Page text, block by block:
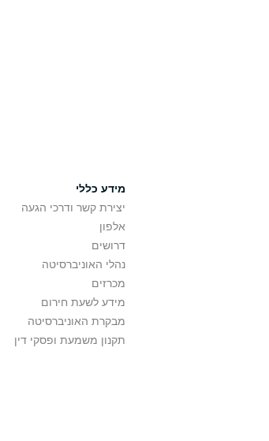
מידע כללי
יצירת קשר ודרכי הגעה
אלפון
דרושים
נהלי האוניברסיטה
מכרזים
מידע לשעת חירום
מבקרת האוניברסיטה
תקנון משמעת ופסקי דין